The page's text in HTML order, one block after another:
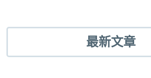
最新文章